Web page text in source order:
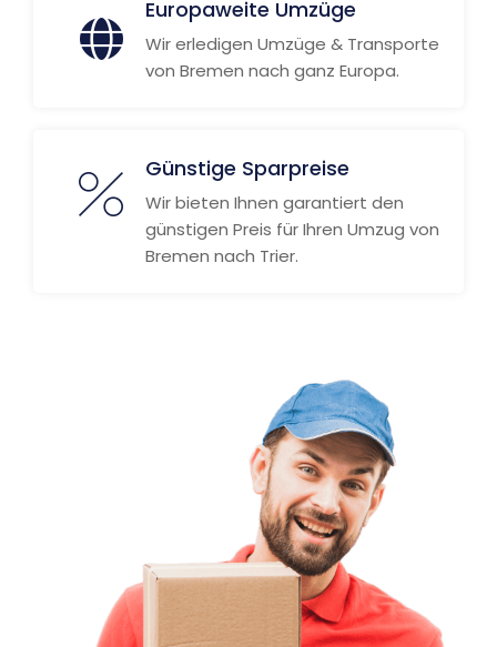
Europaweite Umzüge
Wir erledigen Umzüge & Transporte
von Bremen nach ganz Europa.
Günstige Sparpreise
Wir bieten Ihnen garantiert den
günstigen Preis für Ihren Umzug von
Bremen nach Trier.